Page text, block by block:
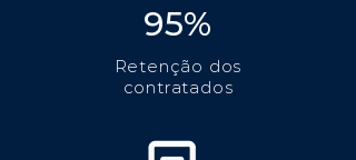
95%
Retenção dos
contratados